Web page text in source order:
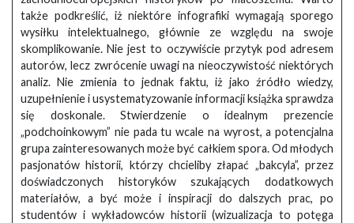
także podkreślić, iż niektóre infografiki wymagają sporego
wysiłku intelektualnego, głównie ze względu na swoje
skomplikowanie. Nie jest to oczywiście przytyk pod adresem
autorów, lecz zwrócenie uwagi na nieoczywistość niektórych
analiz. Nie zmienia to jednak faktu, iż jako źródło wiedzy,
uzupełnienie i usystematyzowanie informacji książka sprawdza
się doskonale. Stwierdzenie o idealnym prezencie
„podchoinkowym” nie pada tu wcale na wyrost, a potencjalna
grupa zainteresowanych może być całkiem spora. Od młodych
pasjonatów historii, którzy chcieliby złapać „bakcyla”, przez
doświadczonych historyków szukających dodatkowych
materiałów, a być może i inspiracji do dalszych prac, po
studentów i wykładowców historii (wizualizacja to potęga